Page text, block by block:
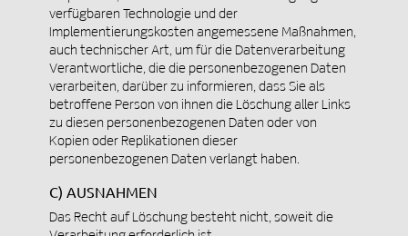
verfügbaren Technologie und der
Implementierungskosten angemessene Maßnahmen,
auch technischer Art, um für die Datenverarbeitung
Verantwortliche, die die personenbezogenen Daten
verarbeiten, darüber zu informieren, dass Sie als
betroffene Person von ihnen die Löschung aller Links
zu diesen personenbezogenen Daten oder von
Kopien oder Replikationen dieser
personenbezogenen Daten verlangt haben.
C) AUSNAHMEN
Das Recht auf Löschung besteht nicht, soweit die